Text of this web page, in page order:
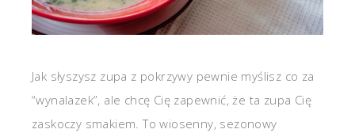
Jak słyszysz zupa z pokrzywy pewnie myślisz co za
“wynalazek”, ale chcę Cię zapewnić, że ta zupa Cię
zaskoczy smakiem. To wiosenny, sezonowy